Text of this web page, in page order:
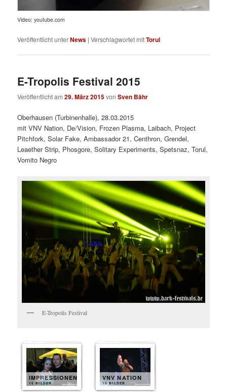
Video: youtube.com
Veröffentlicht unterNews |Verschlagwortet mitTorul
E-Tropolis Festival 2015
Veröffentlicht am29. März 2015vonSven Bähr
Oberhausen (Turbinenhalle), 28.03.2015
mit VNV Nation, De/Vision, Frozen Plasma, Laibach, Project
Pitchfork, Solar Fake, Ambassador 21, Centhron, Grendel,
Leaether Strip, Phosgore, Solitary Experiments, Spetsnaz, Torul,
Vomito Negro
E-Tropolis Festival
IMPRESSIONEN
15 BILDER
VNV NATION
15 BILDER